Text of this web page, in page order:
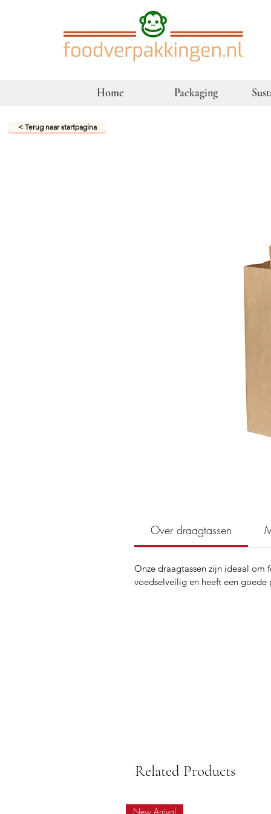
Home Packaging
< Terug naar startpagina
Related Products
New Arrival
Over draagtassen
Onze draagtassen zijn ideaal om
voedselveilig en heeft een